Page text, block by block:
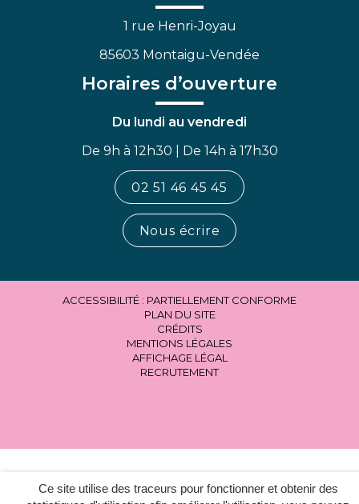
Ce site utilise des traceurs pour fonctionner et obtenir des
1 rue Henri-Joyau
85603 Montaigu-Vendée
Horaires d’ouverture
Du lundi au vendredi
De 9h à 12h30 | De 14h à 17h30
02 51 46 45 45
Nous écrire
ACCESSIBILITÉ : PARTIELLEMENT CONFORME
PLAN DU SITE
CRÉDITS
MENTIONS LÉGALES
AFFICHAGE LÉGAL
RECRUTEMENT